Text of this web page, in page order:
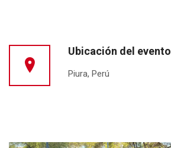
Ubicación del evento
Piura, Perú